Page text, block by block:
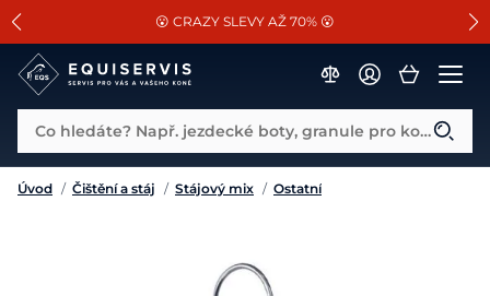
SLEVA 13% na vše od Cassini!
😮 CRAZY SLEVY AŽ 70% 😮
📐Pasování a doplňky k vybraným sedlům ZDARMA 🐴
Co hledáte? Např. jezdecké boty, granule pro koně...
Úvod / Čištění a stáj / Stájový mix / Ostatní